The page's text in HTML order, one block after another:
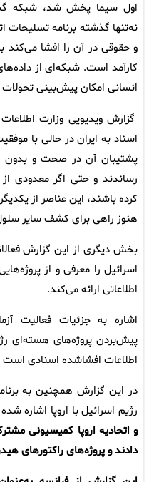
اول سیما پخش شد، شبکه
نه‌تنها گذشته برنامه
و حقوقی در آن را افشا می‌کند
کارآمد است. شبکه‌ای از
انسانی امکان پیش‌بینی
گزارش ویدیویی وزارت
اسناد به ایران در حالی با
پشتیبان آن در صحت و بدون
رساندند و حتی اگر معدودی
کرده باشند، این عناصر از
هنوز راهی برای کشف سایر
بخش دیگری از این گزارش
اسرائیل را معرفی و از
اطلاعاتی ارائه می‌کند.
اشاره به جزئیات فعالیت
پیش‌بردن پروژه‌های هسته‌ای
اطلاعات افشاشده اسنادی است
در این گزارش همچنین به
رژیم اسرائیل با اروپا
و اتحادیه اروپا کمیسیونی
دادند و پروژه‌های راکتورهای